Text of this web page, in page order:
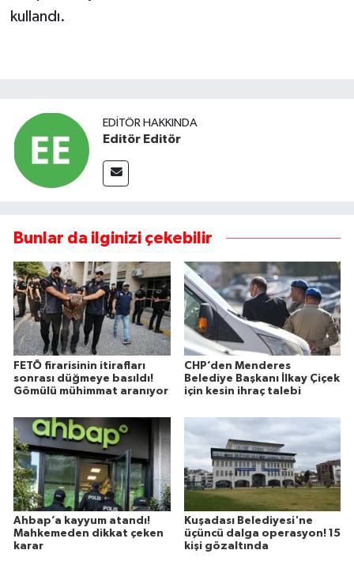
kullandı.
EDITÖR HAKKINDA
Editör Editör
Bunlar da ilginizi çekebilir
FETÖ firarisinin itirafları
sonrası düğmeye basıldı!
Gömülü mühimmat aranıyor
CHP’den Menderes
Belediye Başkanı İlkay Çiçek
için kesin ihraç talebi
Ahbap’a kayyum atandı!
Mahkemeden dikkat çeken
karar
Kuşadası Belediyesi'ne
üçüncü dalga operasyon! 15
kişi gözaltında